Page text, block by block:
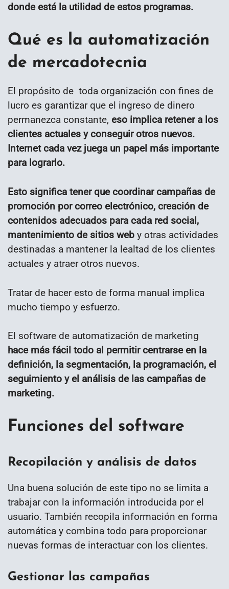
donde está la utilidad de estos programas.
Qué es la automatización
de mercadotecnia
El propósito de toda organización con fines de
lucro es garantizar que el ingreso de dinero
permanezca constante, eso implica retener a los
clientes actuales y conseguir otros nuevos.
Internet cada vez juega un papel más importante
para lograrlo.
Esto significa tener que coordinar campañas de
promoción por correo electrónico, creación de
contenidos adecuados para cada red social,
mantenimiento de sitios web y otras actividades
destinadas a mantener la lealtad de los clientes
actuales y atraer otros nuevos.
Tratar de hacer esto de forma manual implica
mucho tiempo y esfuerzo.
El software de automatización de marketing
hace más fácil todo al permitir centrarse en la
definición, la segmentación, la programación, el
seguimiento y el análisis de las campañas de
marketing.
Funciones del software
Recopilación y análisis de datos
Una buena solución de este tipo no se limita a
trabajar con la información introducida por el
usuario. También recopila información en forma
automática y combina todo para proporcionar
nuevas formas de interactuar con los clientes.
Gestionar las campañas